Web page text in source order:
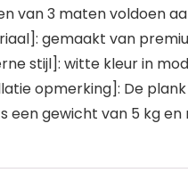
van 3 maten voldoen
gemaakt van
stijl]: witte kleur in
opmerking]: De
een gewicht van 5 kg